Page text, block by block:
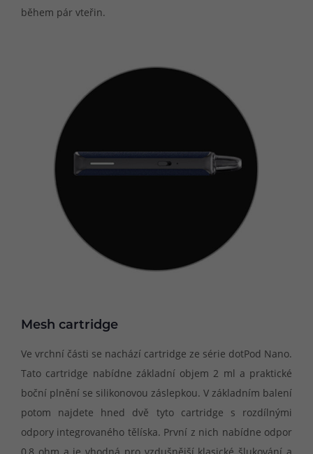
během pár vteřin.
Mesh cartridge
Ve vrchní části se nachází cartridge ze série dotPod Nano.
Tato cartridge nabídne základní objem 2 ml a praktické
boční plnění se silikonovou záslepkou. V základním balení
potom najdete hned dvě tyto cartridge s rozdílnými
odpory integrovaného tělíska. První z nich nabídne odpor